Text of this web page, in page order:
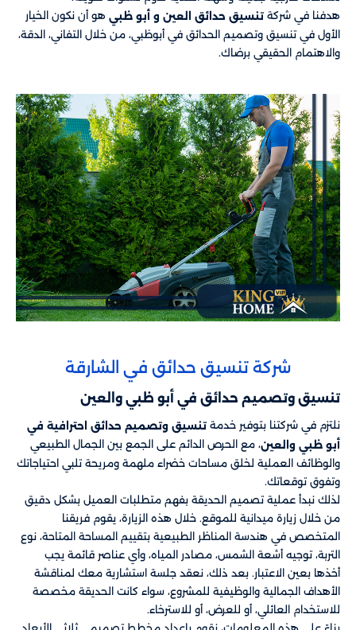
هدفنا في شركة تنسيق حدائق العين و أبو ظبي ​​ هو أن نكون الخيار
الأول في تنسيق وتصميم الحدائق في أبوظبي، من خلال التفاني، الدقة،
والاهتمام الحقيقي برضاك.
شركة تنسيق حدائق في الشارقة
تنسيق وتصميم حدائق في أبو ظبي والعين
نلتزم في شركتنا بتوفير خدمة تنسيق وتصميم حدائق احترافية في
أبو ظبي والعين، مع الحرص الدائم على الجمع بين الجمال الطبيعي
والوظائف العملية لخلق مساحات خضراء ملهمة ومريحة تلبي احتياجاتك
وتفوق توقعاتك.
لذلك نبدأ عملية تصميم الحديقة بفهم متطلبات العميل بشكل دقيق
من خلال زيارة ميدانية للموقع. خلال هذه الزيارة، يقوم فريقنا
المتخصص في هندسة المناظر الطبيعية بتقييم المساحة المتاحة، نوع
التربة، توجيه أشعة الشمس، مصادر المياه، وأي عناصر قائمة يجب
أخذها بعين الاعتبار. بعد ذلك، نعقد جلسة استشارية معك لمناقشة
الأهداف الجمالية والوظيفية للمشروع، سواء كانت الحديقة مخصصة
للاستخدام العائلي، أو للعرض، أو للاسترخاء.
بناءً على هذه المعلومات، نقوم بإعداد مخطط تصميمي ثلاثي الأبعاد